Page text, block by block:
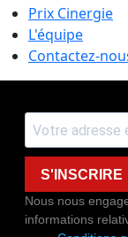
Prix Cinergie
L'équipe
Contactez-
S'INSCRIRE
Nous nous
informations